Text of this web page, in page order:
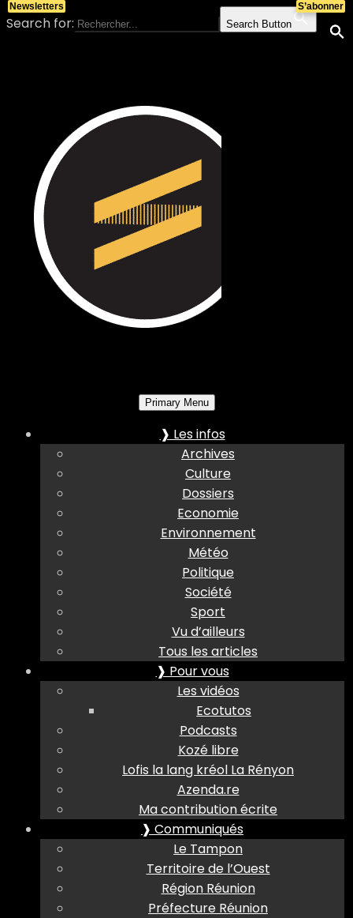
Search for: Search Button
Primary Menu
❱ Les infos
Archives
Culture
Dossiers
Economie
Environnement
Météo
Politique
Société
Sport
Vu d’ailleurs
Tous les articles
❱ Pour vous
Les vidéos
Ecotutos
Podcasts
Kozé libre
Lofis la lang kréol La Rényon
Azenda.re
Ma contribution écrite
❱ Communiqués
Le Tampon
Territoire de l’Ouest
Région Réunion
Préfecture Réunion
S’abonner
Newsletters